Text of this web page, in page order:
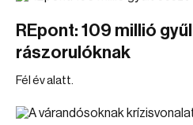
REpont: 109 millió
rászorulóknak
Fél év alatt.